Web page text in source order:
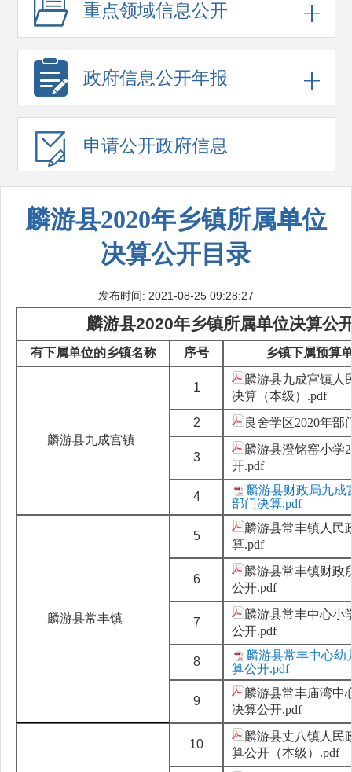
重点领域信息公开
政府信息公开年报
申请公开政府信息
麟游县2020年乡镇所属单位
决算公开目录
发布时间: 2021-08-25 09:28:27
麟游县2020年乡镇所属单位决算公
有下属单位的乡镇名称 序号 乡镇下属预算
麟游县九成宫镇
1
麟游县九成宫镇人
决算（本级）.pdf
2
良舍学区2020年部
3
麟游县澄铭窑小学
开.pdf
4
麟游县财政局九成
部门决算.pdf
麟游县常丰镇
5
麟游县常丰镇人民
算.pdf
6
麟游县常丰镇财政
公开.pdf
7
麟游县常丰中心小
公开.pdf
8
麟游县常丰中心幼
算公开.pdf
9
麟游县常丰庙湾中
决算公开.pdf
10
麟游县丈八镇人民
算公开（本级）.pdf